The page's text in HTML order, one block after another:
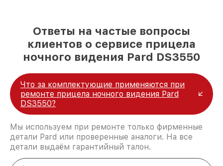
Ответы на частые вопросы
клиентов о сервисе прицела
ночного видения Pard DS3550
Что за комплектующие применяются при
ремонте прицела ночного видения Pard
DS3550?
Мы используем при ремонте только фирменные
детали Pard или проверенные аналоги. На все
детали выдаём гарантийный талон.